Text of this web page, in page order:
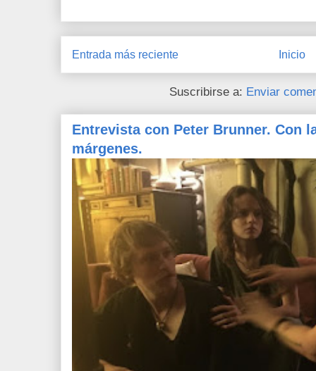
Entrada más reciente Inicio
Suscribirse a: Enviar
Entrevista con Peter Brunner. Con
márgenes.